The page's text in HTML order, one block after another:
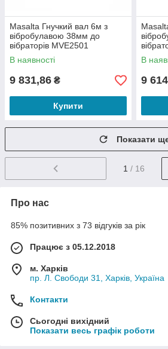
Masalta Гнучкий вал 6м з
вібробулавою 38мм до
вібраторів MVE2501
В наявності
9 831,86 ₴
Купити
В
9
Показати
1 / 16
Про нас
85% позитивних з 73 відгуків за рік
Працює з 05.12.2018
м. Харків
пр. Л. Свободи 31, Харків, Україна
Контакти
Сьогодні вихідний
Показати весь графік роботи